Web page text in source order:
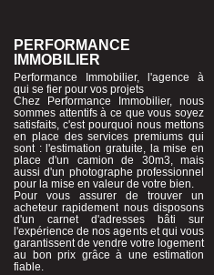
PERFORMANCE
IMMOBILIER
Performance Immobilier, l'agence à
qui se fier pour vos projets
Chez Performance Immobilier, nous
sommes attentifs à ce que vous soyez
satisfaits, c'est pourquoi nous mettons
en place des services premiums qui
sont : l'estimation gratuite, la mise en
place d'un camion de 30m3, mais
aussi d'un photographe professionnel
pour la mise en valeur de votre bien.
Pour vous assurer de trouver un
acheteur rapidement nous disposons
d'un carnet d'adresses bâti sur
l'expérience de nos agents et qui vous
garantissent de vendre votre logement
au bon prix grâce à une estimation
fiable.